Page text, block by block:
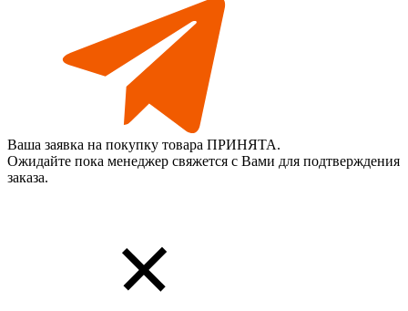
Ваша заявка на покупку товара ПРИНЯТА.
Ожидайте пока менеджер свяжется с Вами для подтверждения
заказа.